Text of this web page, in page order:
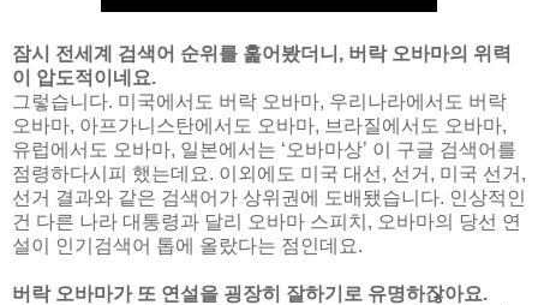
잠시 전세계 검색어 순위를 훑어봤더니, 버락 오바마의 위력
이 압도적이네요.
그렇습니다. 미국에서도 버락 오바마, 우리나라에서도 버락
오바마, 아프가니스탄에서도 오바마, 브라질에서도 오바마,
유럽에서도 오바마, 일본에서는 ‘오바마상’ 이 구글 검색어를
점령하다시피 했는데요. 이외에도 미국 대선, 선거, 미국 선거,
선거 결과와 같은 검색어가 상위권에 도배됐습니다. 인상적인
건 다른 나라 대통령과 달리 오바마 스피치, 오바마의 당선 연
설이 인기검색어 톱에 올랐다는 점인데요.
버락 오바마가 또 연설을 굉장히 잘하기로 유명하잖아요.